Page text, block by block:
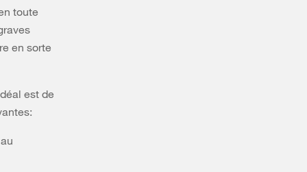
toute
en sorte
est de